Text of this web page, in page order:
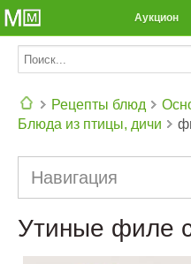
Аукцион
Рецепты блюд
Блюда из птицы, дичи
Навигация
Утиные филе